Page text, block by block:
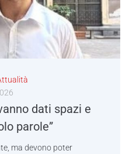
dati spazi e
parole”
ma devono poter